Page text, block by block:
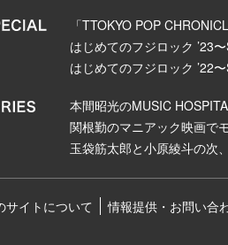
「TTOKYO POP
はじめてのフジロック ’23
はじめてのフジロック ’22
本間昭光のMUSIC
関根勤のマニアック映画で
玉袋筋太郎と小原綾斗の次
サイトについて 情報提供・お問い合